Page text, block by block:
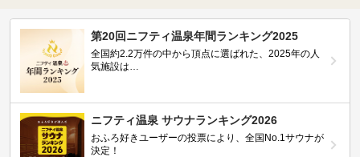
第20回ニフティ温泉年間ランキング2025
全国約2.2万件の中から頂点に選ばれた、2025年の人
気施設は…
ニフティ温泉 サウナランキング2026
おふろ好きユーザーの投票により、全国No.1サウナが
決定！